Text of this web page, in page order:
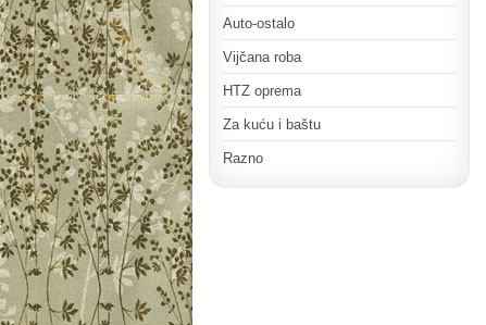
Auto-ostalo
Vijčana roba
HTZ oprema
Za kuću i baštu
Razno